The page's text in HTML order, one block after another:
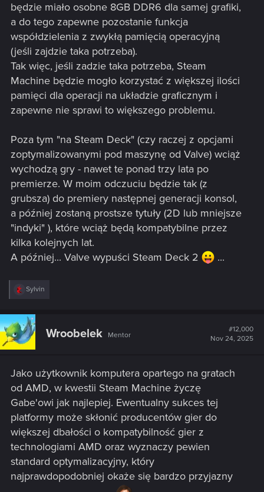
będzie miało osobne 8GB DDR6 dla samej grafiki,
a do tego zapewne pozostanie funkcja
współdzielenia z zwykłą pamięcią operacyjną
(jeśli zajdzie taka potrzeba).
Tak więc, jeśli zadzie taka potrzeba, Steam
Machine będzie mogło korzystać z większej ilości
pamięci dla operacji na układzie graficznym i
zapewne nie sprawi to większego problemu.
Poza tym "na Steam Deck" (czy raczej z opcjami
zoptymalizowanymi pod maszynę od Valve) wciąż
wychodzą gry - nawet te ponad trzy lata po
premierze. W moim odczuciu będzie tak (z
grubsza) do premiery następnej generacji konsol,
a później zostaną prostsze tytuły (2D lub mniejsze
"indyki" ), które wciąż będą kompatybilne przez
kilka kolejnych lat.
A później... Valve wypuści Steam Deck 2
...
R
c
t
i
o
:
Sylvin
Wroobelek Mentor
#12,000
Nov 24, 2025
Jako użytkownik komputera opartego na gratach
od AMD, w kwestii Steam Machine życzę
Gabe'owi jak najlepiej. Ewentualny sukces tej
platformy może skłonić producentów gier do
większej dbałości o kompatybilność gier z
technologiami AMD oraz wyznaczy pewien
standard optymalizacyjny, który
najprawdopodobniej okaże się bardzo przyjazny